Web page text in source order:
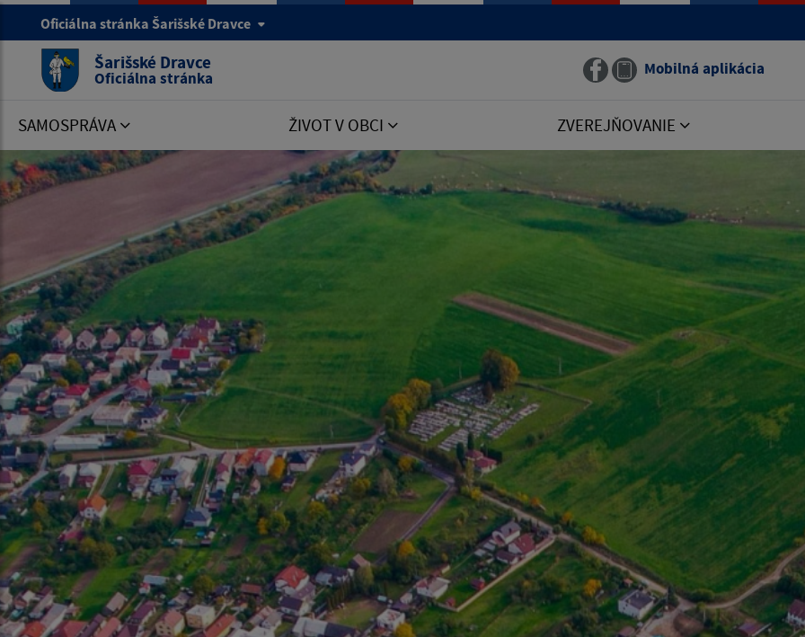
Oficiálna stránka Šarišské Dravce
Šarišské Dravce
Oficiálna stránka Mobilná aplikácia
SAMOSPRÁVA ŽIVOT V OBCI ZVEREJŇOVANIE